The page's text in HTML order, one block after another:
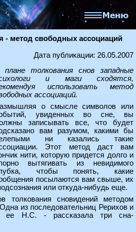
- метод свободных ассоциаций
Дата публикации: 26.05.2007
плане толкования снов западные
и маги сходятся,
использовать метод
ассоциаций.
о смысле символов или
увиденных во сне, вы
записывать все, что будет
вам разумом, какими бы
ни казались такие
Этот метод даст вам
нити, которую придется долго и
вытягивать из невидимого
чтобы понять, какие
посылаются вам свыше, их
или откуда-нибудь еще.
толкования сновидений методом
из последовательниц Рерихов и
ее Н.С. - рассказала три сна-